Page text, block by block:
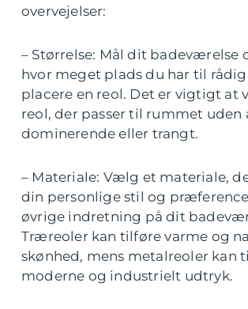
overvejelser:
– Størrelse: Mål dit badeværelse
hvor meget plads du har til
placere en reol. Det er vigtigt at
reol, der passer til rummet uden
dominerende eller trangt.
– Materiale: Vælg et materiale,
din personlige stil og
øvrige indretning på dit
Træreoler kan tilføre varme og
skønhed, mens metalreoler kan
moderne og industrielt udtryk.